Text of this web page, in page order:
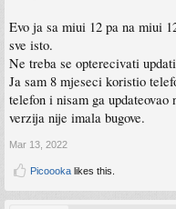
Evo ja sa miui 12 pa na miui
sve isto.
Ne treba se opterecivati
Ja sam 8 mjeseci koristio
telefon i nisam ga
verzija nije imala bugove.
Mar 13, 2022
Picoooka likes this.